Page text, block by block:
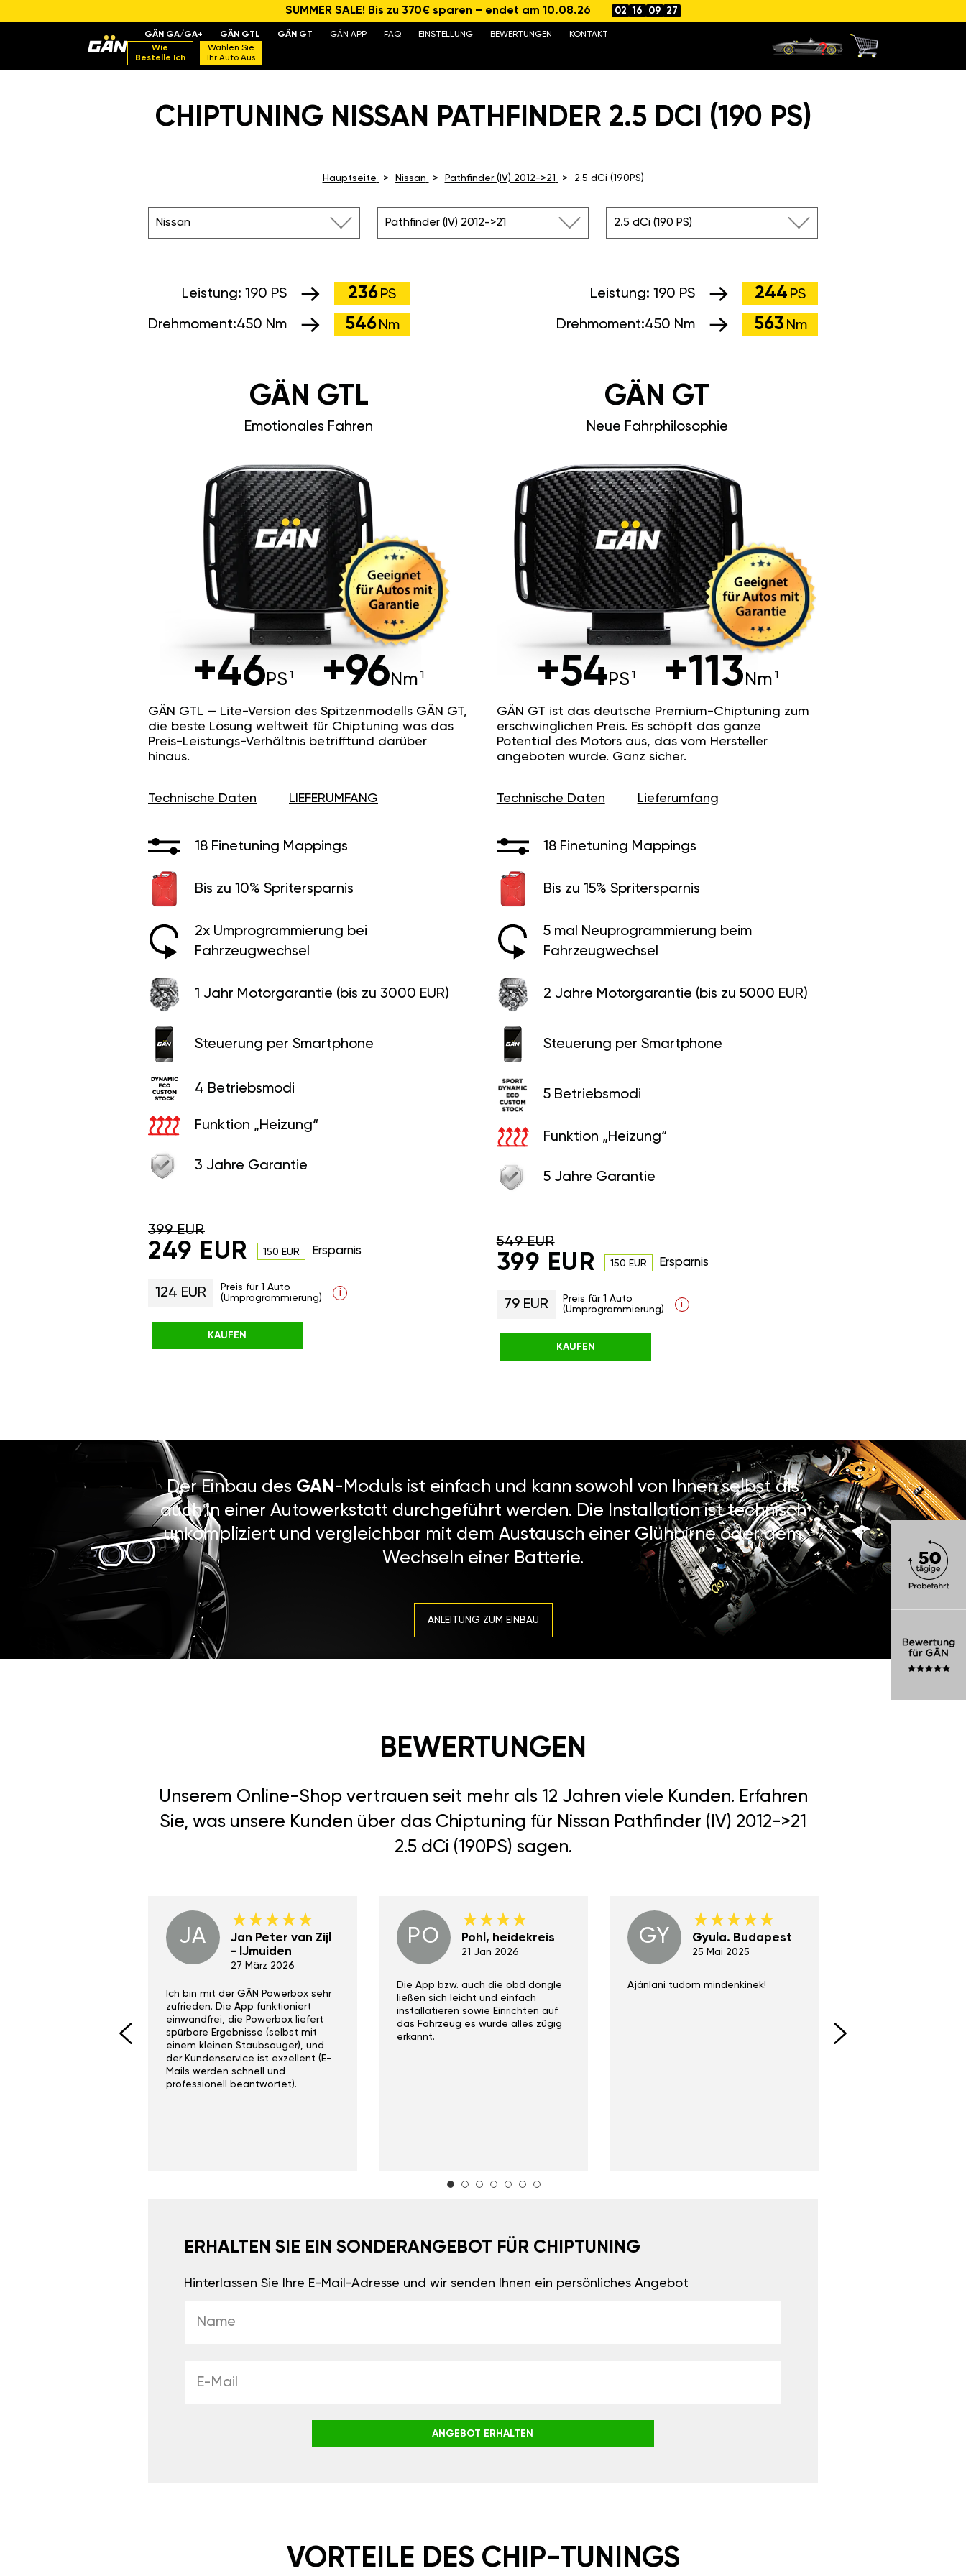
SUMMER SALE! Bis zu 370€ sparen – endet am 10.08.26 02 16 09 26
GÄN GA/GA+ GÄN GTL GÄN GT GÄN APP FAQ EINSTELLUNG BEWERTUNGEN
KONTAKT
Wie
Bestelle Ich
Wählen Sie
Ihr Auto Aus
CHIPTUNING NISSAN PATHFINDER 2.5 DCI (190 PS)
Hauptseite Nissan Pathfinder (IV) 2012->21 2.5 dCi (190PS)
Nissan Pathfinder (IV) 2012->21 2.5 dCi (190 PS)
Leistung: 190 PS 244 PS
Drehmoment:450 Nm 563 Nm
Leistung: 190 PS 236 PS
Drehmoment:450 Nm 546 Nm
GÄN GT
Neue Fahrphilosophie
+54 PS +113 Nm
GÄN GT ist das deutsche Premium-Chiptuning zum
erschwinglichen Preis. Es schöpft das ganze
Potential des Motors aus, das vom Hersteller
angeboten wurde. Ganz sicher.
Technische Daten Lieferumfang
18 Finetuning Mappings
Bis zu 15% Spritersparnis
5 mal Neuprogrammierung beim
Fahrzeugwechsel
2 Jahre Motorgarantie (bis zu 5000 EUR)
Steuerung per Smartphone
5 Betriebsmodi
Funktion „Heizung“
5 Jahre Garantie
549 EUR
399 EUR 150 EUR Ersparnis
79 EUR
Preis für 1 Auto
(Umprogrammierung)
i
KAUFEN
GÄN GTL
Emotionales Fahren
+46 PS +96 Nm
GÄN GTL — Lite-Version des Spitzenmodells GÄN GT,
die beste Lösung weltweit für Chiptuning was das
Preis-Leistungs-Verhältnis betrifftund darüber
hinaus.
Technische Daten LIEFERUMFANG
18 Finetuning Mappings
Bis zu 10% Spritersparnis
2x Umprogrammierung bei
Fahrzeugwechsel
1 Jahr Motorgarantie (bis zu 3000 EUR)
Steuerung per Smartphone
4 Betriebsmodi
Funktion „Heizung“
3 Jahre Garantie
399 EUR
249 EUR 150 EUR Ersparnis
124 EUR
Preis für 1 Auto
(Umprogrammierung)
i
KAUFEN
Der Einbau des GAN -Moduls ist einfach und kann sowohl von Ihnen selbst als
auch in einer Autowerkstatt durchgeführt werden. Die Installation ist technisch
unkompliziert und vergleichbar mit dem Austausch einer Glühbirne oder dem
Wechseln einer Batterie.
ANLEITUNG ZUM EINBAU
BEWERTUNGEN
Unserem Online-Shop vertrauen seit mehr als 12 Jahren viele Kunden. Erfahren
Sie, was unsere Kunden über das Chiptuning für Nissan Pathfinder (IV) 2012->21
2.5 dCi (190PS) sagen.
JA
Jan Peter van Zijl
- IJmuiden
27 März 2026
Ich bin mit der GÄN Powerbox sehr
zufrieden. Die App funktioniert
einwandfrei, die Powerbox liefert
spürbare Ergebnisse (selbst mit
einem kleinen Staubsauger), und
der Kundenservice ist exzellent (E-
Mails werden schnell und
professionell beantwortet).
PO Pohl, heidekreis
21 Jan 2026
Die App bzw. auch die obd dongle
ließen sich leicht und einfach
installatieren sowie Einrichten auf
das Fahrzeug es wurde alles zügig
erkannt.
GY Gyula. Budapest
25 Mai 2025
Ajánlani tudom mindenkinek!
ERHALTEN SIE EIN SONDERANGEBOT FÜR CHIPTUNING
Hinterlassen Sie Ihre E-Mail-Adresse und wir senden Ihnen ein persönliches Angebot
ANGEBOT ERHALTEN
VORTEILE DES CHIP-TUNINGS